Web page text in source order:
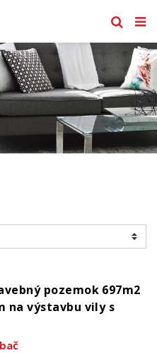
pozemok 697m2
na výstavbu vily s